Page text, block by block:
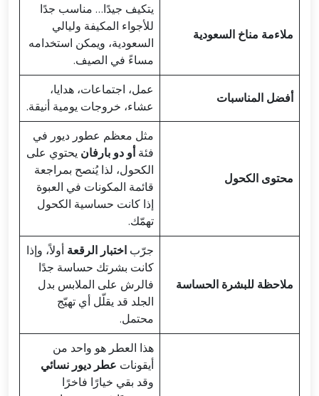
ملاءمة مناخ السعودية
يتكيف جيدًا… مناسب جدًا
للأجواء المكيفة وليالي
السعودية، ويمكن استخدامه
مساءً في الصيف.
أفضل المناسبات
عمل، اجتماعات، هدايا،
عشاء، خروجات يومية أنيقة.
محتوى الكحول
مثل معظم عطور ديور في
فئةأو دو بارفان يحتوي على
الكحول، لذا يُنصح بمراجعة
قائمة المكونات في العبوة
إذا كانت حساسية الكحول
تهمّك.
ملاحظة للبشرة الحساسة
جرّب اختبار الرقعة أولاً، وإذا
كانت بشرتك حساسة جدًا
فالرش على الملابس بدل
الجلد قد يقلّل أي تهيّج
محتمل.
هذا العطر هو واحد من
أيقونات عطر ديور نسائي
وقد بقي خيارًا فاخرًا